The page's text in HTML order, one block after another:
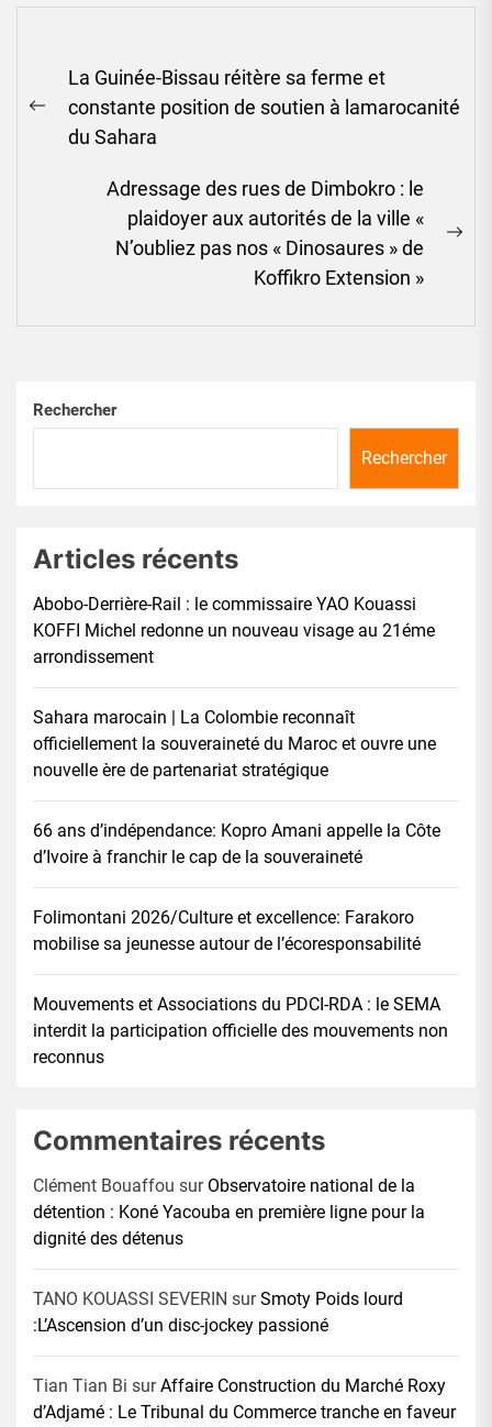
de
l’article
Previous
post:
La Guinée-Bissau réitère sa ferme et
constante position de soutien à lamarocanité
du Sahara
Adressage des rues de Dimbokro : le
plaidoyer aux autorités de la ville «
N’oubliez pas nos « Dinosaures » de
Koffikro Extension »
Rechercher
Rechercher
Articles récents
Abobo-Derrière-Rail : le commissaire YAO Kouassi
KOFFI Michel redonne un nouveau visage au 21éme
arrondissement
Sahara marocain | La Colombie reconnaît
officiellement la souveraineté du Maroc et ouvre une
nouvelle ère de partenariat stratégique
66 ans d’indépendance: Kopro Amani appelle la Côte
d’Ivoire à franchir le cap de la souveraineté
Folimontani 2026/Culture et excellence: Farakoro
mobilise sa jeunesse autour de l’écoresponsabilité
Mouvements et Associations du PDCI-RDA : le SEMA
interdit la participation officielle des mouvements non
reconnus
Commentaires récents
Clément Bouaffou sur Observatoire national de la
détention : Koné Yacouba en première ligne pour la
dignité des détenus
TANO KOUASSI SEVERIN surSmoty Poids lourd
:L’Ascension d’un disc-jockey passioné
Tian Tian Bi surAffaire Construction du Marché Roxy
d’Adjamé : Le Tribunal du Commerce tranche en faveur